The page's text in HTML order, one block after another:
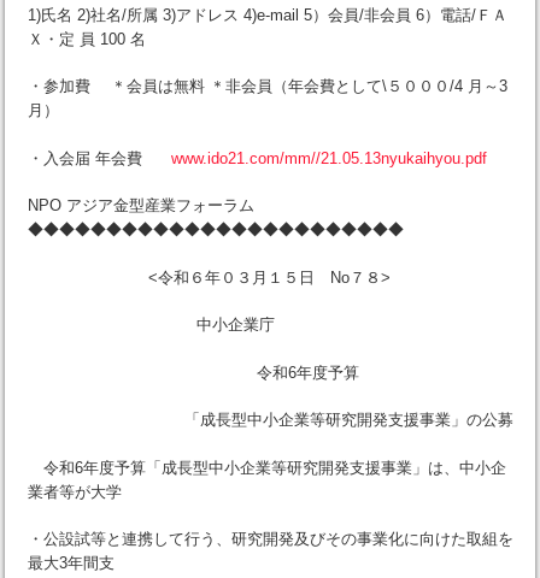
1)氏名 2)社名/所属 3)アドレス 4)e-mail 5）会員/非会員 6）電話/ＦＡ
Ｘ・定 員 100 名
・参加費 ＊会員は無料 ＊非会員（年会費として\５０００/4 月～3
月）
・入会届 年会費 www.ido21.com/mm//21.05.13nyukaihyou.pdf
NPO アジア金型産業フォーラム
◆◆◆◆◆◆◆◆◆◆◆◆◆◆◆◆◆◆◆◆◆◆◆◆
<令和６年０３月１５日 No７８>
中小企業庁
令和6年度予算
「成長型中小企業等研究開発支援事業」の公募
令和6年度予算「成長型中小企業等研究開発支援事業」は、中小企
業者等が大学
・公設試等と連携して行う、研究開発及びその事業化に向けた取組を
最大3年間支